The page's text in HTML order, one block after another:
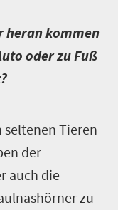
heran kommen
oder zu Fuß
seltenen Tieren
der
auch die
zu